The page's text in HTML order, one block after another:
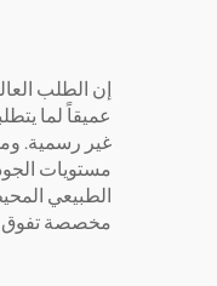
إن الطلب
عميقاً لما
غير رسمية.
مستويات
الطبيعي
مخصصة تفوق